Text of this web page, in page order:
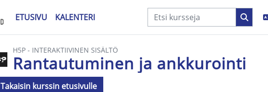
ETUSIVU
KALENTERI
H5P - INTERAKTIIVINEN SISÄLTÖ
Rantautuminen ja ankkurointi
Takaisin kurssin etusivulle